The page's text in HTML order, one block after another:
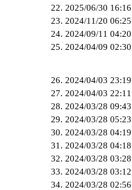
2025/06/30
2024/11/20
2024/09/11
2024/04/09
2024/04/03
2024/04/03
2024/03/28
2024/03/28
2024/03/28
2024/03/28
2024/03/28
2024/03/28
2024/03/28